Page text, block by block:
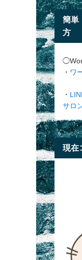
簡単
方
・ ワ
・
サロ
現在